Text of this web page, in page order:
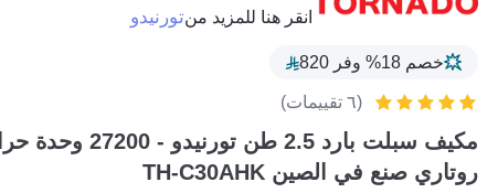
انقر هنا للمزيد منتورنيدو
خصم 18% وفر 820
(٦ تقييمات)
مكيف سبلت بارد 2.5 طن تورنيدو -
روتاري صنع في الصين TH-C30AHK